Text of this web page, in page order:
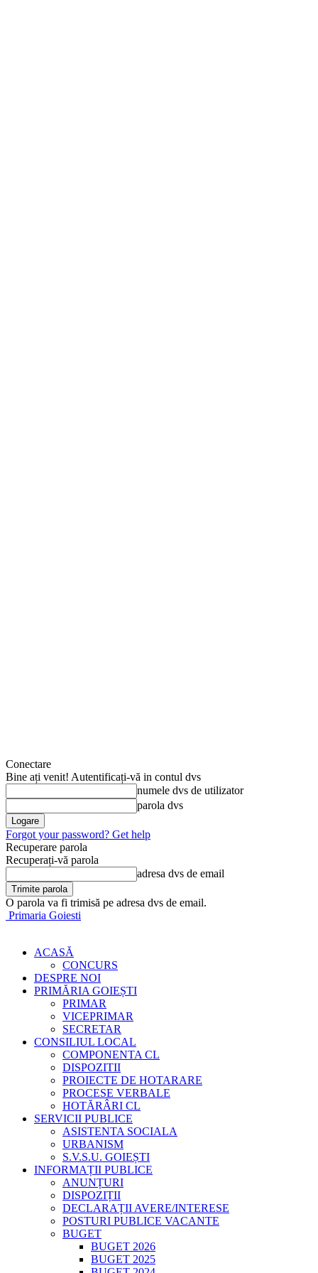
Conectare
Bine ați venit! Autentificați-vă in contul dvs
numele dvs de utilizator
parola dvs
Forgot your password? Get help
Recuperare parola
Recuperați-vă parola
adresa dvs de email
O parola va fi trimisă pe adresa dvs de email.
Primaria Goiesti
ACASĂ
CONCURS
DESPRE NOI
PRIMĂRIA GOIEȘTI
PRIMAR
VICEPRIMAR
SECRETAR
CONSILIUL LOCAL
COMPONENTA CL
DISPOZITII
PROIECTE DE HOTARARE
PROCESE VERBALE
HOTĂRÂRI CL
SERVICII PUBLICE
ASISTENTA SOCIALA
URBANISM
S.V.S.U. GOIEȘTI
INFORMAȚII PUBLICE
ANUNȚURI
DISPOZIȚII
DECLARAȚII AVERE/INTERESE
POSTURI PUBLICE VACANTE
BUGET
BUGET 2026
BUGET 2025